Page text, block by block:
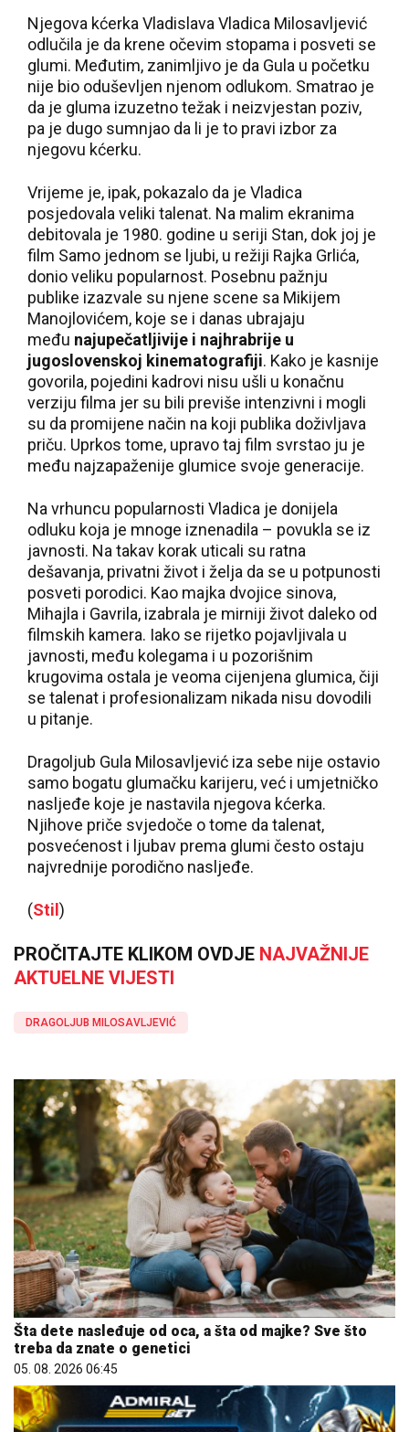
Njegova kćerka Vladislava Vladica Milosavljević
odlučila je da krene očevim stopama i posveti se
glumi. Međutim, zanimljivo je da Gula u početku
nije bio oduševljen njenom odlukom. Smatrao je
da je gluma izuzetno težak i neizvjestan poziv,
pa je dugo sumnjao da li je to pravi izbor za
njegovu kćerku.
Vrijeme je, ipak, pokazalo da je Vladica
posjedovala veliki talenat. Na malim ekranima
debitovala je 1980. godine u seriji Stan, dok joj je
film Samo jednom se ljubi, u režiji Rajka Grlića,
donio veliku popularnost. Posebnu pažnju
publike izazvale su njene scene sa Mikijem
Manojlovićem, koje se i danas ubrajaju
među najupečatljivije i najhrabrije u
jugoslovenskoj kinematografiji. Kako je kasnije
govorila, pojedini kadrovi nisu ušli u konačnu
verziju filma jer su bili previše intenzivni i mogli
su da promijene način na koji publika doživljava
priču. Uprkos tome, upravo taj film svrstao ju je
među najzapaženije glumice svoje generacije.
Na vrhuncu popularnosti Vladica je donijela
odluku koja je mnoge iznenadila – povukla se iz
javnosti. Na takav korak uticali su ratna
dešavanja, privatni život i želja da se u potpunosti
posveti porodici. Kao majka dvojice sinova,
Mihajla i Gavrila, izabrala je mirniji život daleko od
filmskih kamera. Iako se rijetko pojavljivala u
javnosti, među kolegama i u pozorišnim
krugovima ostala je veoma cijenjena glumica, čiji
se talenat i profesionalizam nikada nisu dovodili
u pitanje.
Dragoljub Gula Milosavljević iza sebe nije ostavio
samo bogatu glumačku karijeru, već i umjetničko
nasljeđe koje je nastavila njegova kćerka.
Njihove priče svjedoče o tome da talenat,
posvećenost i ljubav prema glumi često ostaju
najvrednije porodično nasljeđe.
(Stil )
PROČITAJTE KLIKOM OVDJE NAJVAŽNIJE
AKTUELNE VIJESTI
DRAGOLJUB MILOSAVLJEVIĆ
Šta dete nasleđuje od oca, a šta od majke? Sve što
treba da znate o genetici
05. 08. 2026 06:45